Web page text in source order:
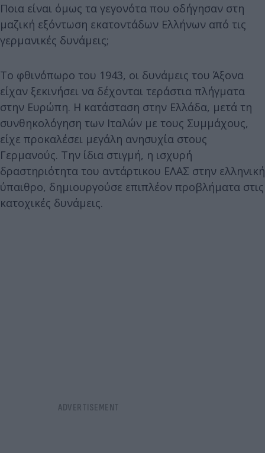
Ποια είναι όμως τα γεγονότα που οδήγησαν στη
μαζική εξόντωση εκατοντάδων Ελλήνων από τις
γερμανικές δυνάμεις;
Το φθινόπωρο του 1943, οι δυνάμεις του Άξονα
είχαν ξεκινήσει να δέχονται τεράστια πλήγματα
στην Ευρώπη. Η κατάσταση στην Ελλάδα, μετά τη
συνθηκολόγηση των Ιταλών με τους Συμμάχους,
είχε προκαλέσει μεγάλη ανησυχία στους
Γερμανούς. Την ίδια στιγμή, η ισχυρή
δραστηριότητα του αντάρτικου ΕΛΑΣ στην ελληνική
ύπαιθρο, δημιουργούσε επιπλέον προβλήματα στις
κατοχικές δυνάμεις.